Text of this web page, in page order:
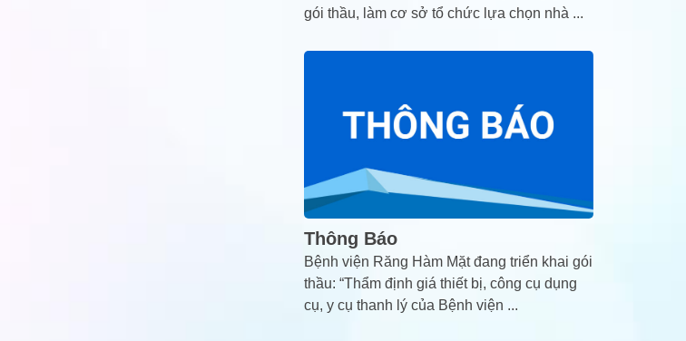
gói thầu, làm cơ sở tổ chức lựa chọn nhà ...
Thông Báo
Bệnh viện Răng Hàm Mặt đang triển khai gói
thầu: “Thẩm định giá thiết bị, công cụ dụng
cụ, y cụ thanh lý của Bệnh viện ...